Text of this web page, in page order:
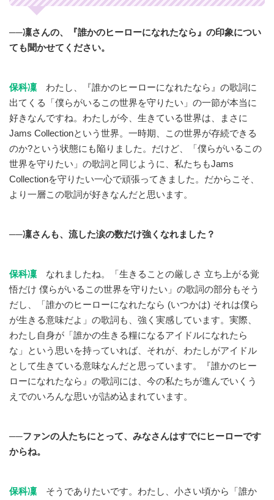
──凜さんの、『誰かのヒーローになれたなら』の印象につい
ても聞かせてください。
保科凜 わたし、『誰かのヒーローになれたなら』の歌詞に
出てくる「僕らがいるこの世界を守りたい」の一節が本当に
好きなんですね。わたしが今、生きている世界は、まさに
Jams Collectionという世界。一時期、この世界が存続できる
のか?という状態にも陥りました。だけど、「僕らがいるこの
世界を守りたい」の歌詞と同じように、私たちもJams
Collectionを守りたい一心で頑張ってきました。だからこそ、
より一層この歌詞が好きなんだと思います。
──凜さんも、流した涙の数だけ強くなれました？
保科凜 なれましたね。「生きることの厳しさ 立ち上がる覚
悟だけ 僕らがいるこの世界を守りたい」の歌詞の部分もそう
だし、「誰かのヒーローになれたなら (いつかは) それは僕ら
が生きる意味だよ」の歌詞も、強く実感しています。実際、
わたし自身が「誰かの生きる糧になるアイドルになれたら
な」という思いを持っていれば、それが、わたしがアイドル
として生きている意味なんだと思っています。『誰かのヒー
ローになれたなら』の歌詞には、今の私たちが進んでいくう
えでのいろんな思いが詰め込まれています。
──ファンの人たちにとって、みなさんはすでにヒーローです
からね。
保科凜 そうでありたいです。わたし、小さい頃から「誰か